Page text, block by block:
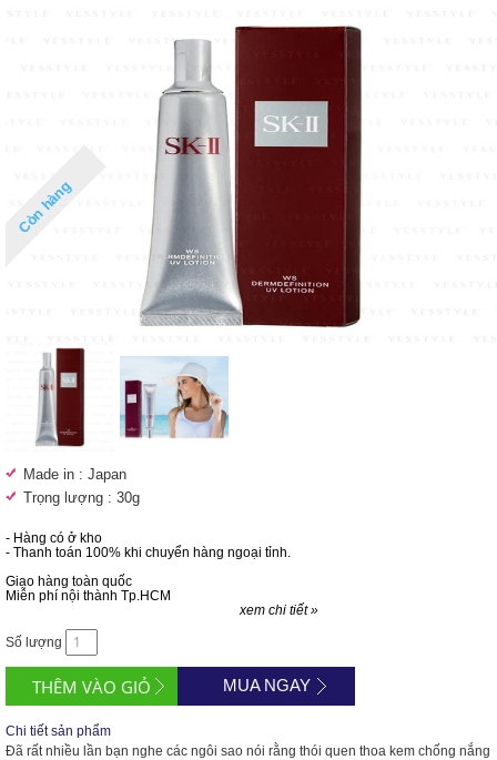
Còn hàng
Made in : Japan
Trọng lượng : 30g
- Hàng có ở kho
- Thanh toán 100% khi chuyển hàng ngoại tỉnh.
Giao hàng toàn quốc
Miễn phí nội thành Tp.HCM
xem chi tiết »
Số lượng
MUA NGAY
Chi tiết sản phẩm
Đã rất nhiều lần bạn nghe các ngôi sao nói rằng thói quen thoa kem chống nắng